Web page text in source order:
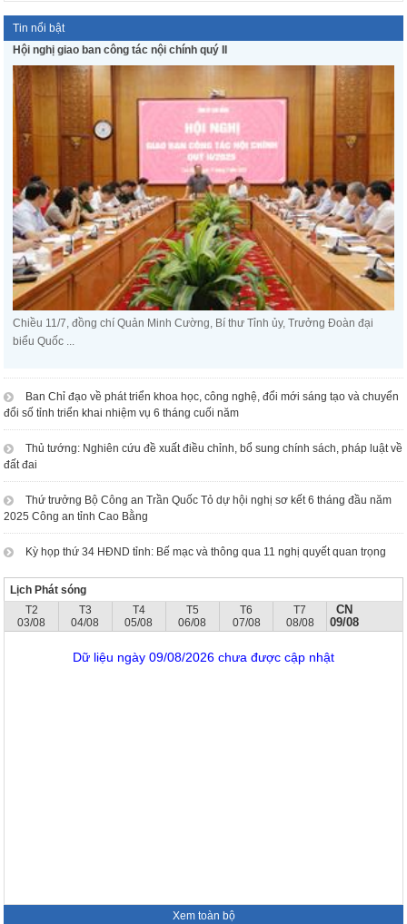
Tin nổi bật
Hội nghị giao ban công tác nội chính quý II
Chiều 11/7, đồng chí Quản Minh Cường, Bí thư Tỉnh ủy, Trưởng Đoàn đại
biểu Quốc ...
Ban Chỉ đạo về phát triển khoa học, công nghệ, đổi mới sáng tạo và chuyển
đổi số tỉnh triển khai nhiệm vụ 6 tháng cuối năm
Thủ tướng: Nghiên cứu đề xuất điều chỉnh, bổ sung chính sách, pháp luật về
đất đai
Thứ trưởng Bộ Công an Trần Quốc Tỏ dự hội nghị sơ kết 6 tháng đầu năm
2025 Công an tỉnh Cao Bằng
Kỳ họp thứ 34 HĐND tỉnh: Bế mạc và thông qua 11 nghị quyết quan trọng
Lịch Phát sóng
T2
03/08
T3
04/08
T4
05/08
T5
06/08
T6
07/08
T7
08/08
CN
09/08
Dữ liệu ngày 09/08/2026 chưa được cập nhật
Xem toàn bộ